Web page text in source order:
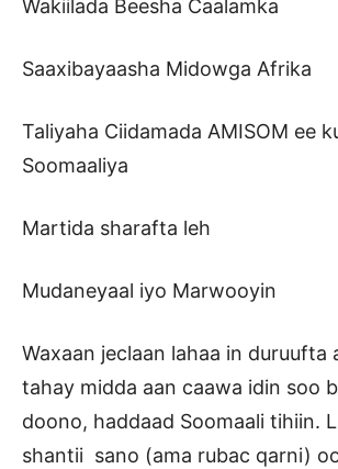
Wakiilada Beesha Caalamka
Saaxibayaasha Midowga Afrika
Taliyaha Ciidamada AMISOM ee
Soomaaliya
Martida sharafta leh
Mudaneyaal iyo Marwooyin
Waxaan jeclaan lahaa in duruufta
tahay midda aan caawa idin soo
doono, haddaad Soomaali tihiin.
shantii sano (ama rubac qarni)